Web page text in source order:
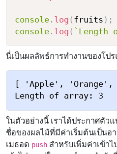
console. log ( fruits ) ;
console. log ( ` Length
นี่เป็นผลลัพธ์การทำงานของโป
[ 'Apple', 'Orange',
ในตัวอย่างนี้ เราได้ประกาศตัวแ
ชื่อของผลไม้ที่มีค่าเริ่มต้นเป็นอ
เมธอด push สำหรับเพิ่มค่าเข้า